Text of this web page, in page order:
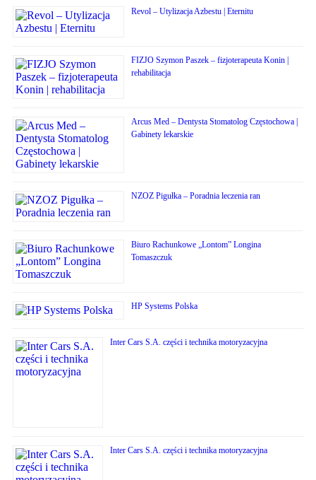
Revol – Utylizacja Azbestu | Eternitu
FIZJO Szymon Paszek – fizjoterapeuta Konin |
rehabilitacja
Arcus Med – Dentysta Stomatolog Częstochowa |
Gabinety lekarskie
NZOZ Pigułka – Poradnia leczenia ran
Biuro Rachunkowe „Lontom” Longina
Tomaszczuk
HP Systems Polska
Inter Cars S.A. części i technika motoryzacyjna
Inter Cars S.A. części i technika motoryzacyjna